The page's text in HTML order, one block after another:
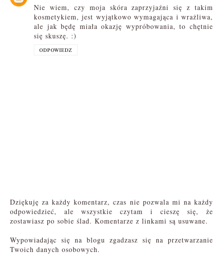
Nie wiem, czy moja skóra zaprzyjaźni się z takim
kosmetykiem, jest wyjątkowo wymagająca i wrażliwa,
ale jak będę miała okazję wypróbowania, to chętnie
się skuszę. :)
ODPOWIEDZ
Dziękuję za każdy komentarz, czas nie pozwala mi na każdy
odpowiedzieć, ale wszystkie czytam i cieszę się, że
zostawiasz po sobie ślad. Komentarze z linkami są usuwane.
Wypowiadając się na blogu zgadzasz się na przetwarzanie
Twoich danych osobowych.